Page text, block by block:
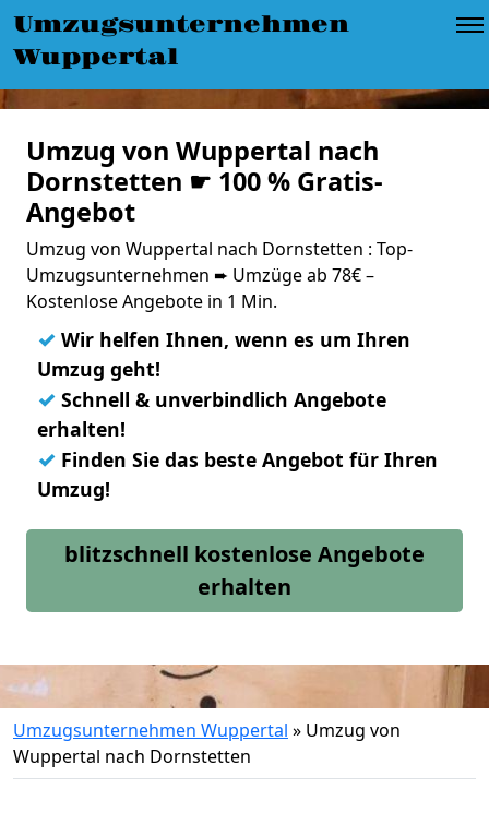
Umzugsunternehmen
Wuppertal
Umzug von Wuppertal nach
Dornstetten ☛ 100 % Gratis-
Angebot
Umzug von Wuppertal nach Dornstetten : Top-
Umzugsunternehmen ➨ Umzüge ab 78€ –
Kostenlose Angebote in 1 Min.
✓ Wir helfen Ihnen, wenn es um Ihren
Umzug geht!
✓ Schnell & unverbindlich Angebote
erhalten!
✓ Finden Sie das beste Angebot für Ihren
Umzug!
blitzschnell kostenlose Angebote
erhalten
Umzugsunternehmen Wuppertal » Umzug von
Wuppertal nach Dornstetten